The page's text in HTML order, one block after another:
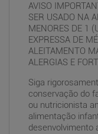
AVISO
SER USADO NA
MENORES DE 1
EXPRESSA DE
ALEITAMENTO
ALERGIAS E
Siga
conservação do
ou nutricionista
alimentação
desenvolvimento